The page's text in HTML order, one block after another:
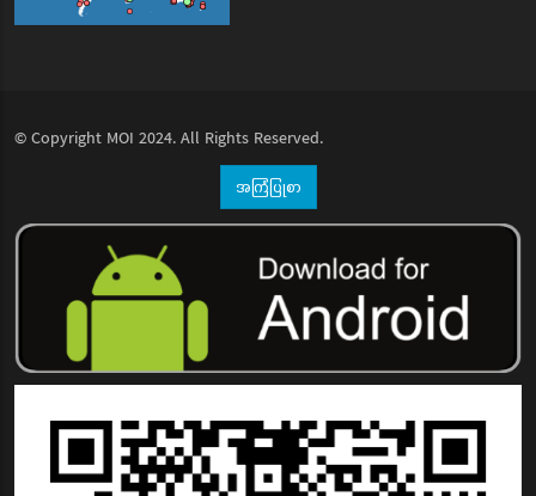
© Copyright MOI 2024. All Rights Reserved.
အကြံပြုစာ